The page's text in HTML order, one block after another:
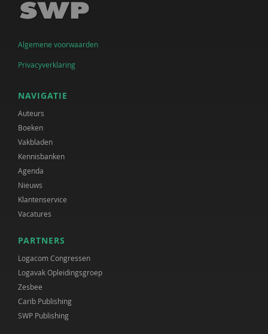
Algemene voorwaarden
Privacyverklaring
NAVIGATIE
Auteurs
Boeken
Vakbladen
Kennisbanken
Agenda
Nieuws
Klantenservice
Vacatures
PARTNERS
Logacom Congressen
Logavak Opleidingsgroep
Zesbee
Carib Publishing
SWP Publishing